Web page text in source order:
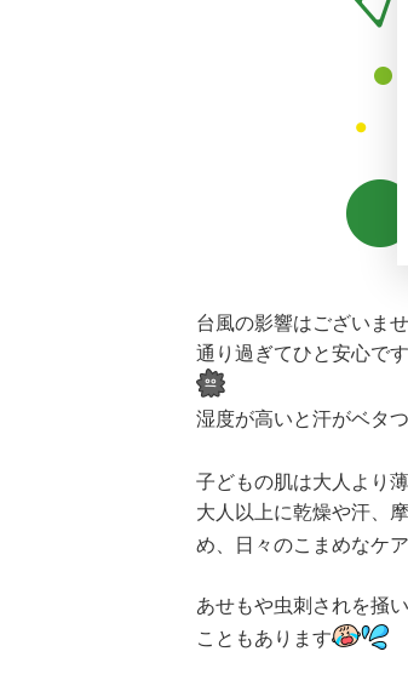
台風の影響はございま
通り過ぎてひと安心で
湿度が高いと汗がベタ
子どもの肌は大人より
大人以上に乾燥や汗、
め、日々のこまめなケ
あせもや虫刺されを掻
こともあります